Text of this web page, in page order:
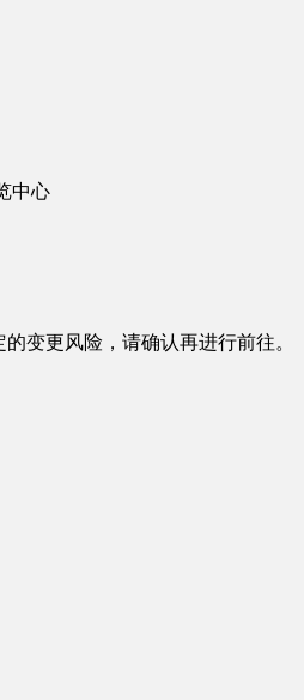
中心
变更风险，请确认再进行前往。